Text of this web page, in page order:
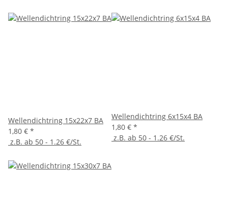
Wellendichtring 15x22x7 BA
1,80 € *
z.B. ab 50 - 1.26 €/St.
Wellendichtring 6x15x4 BA
1,80 € *
z.B. ab 50 - 1.26 €/St.